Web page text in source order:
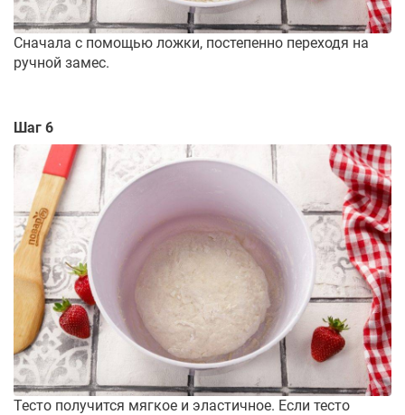
Сначала с помощью ложки, постепенно переходя на
ручной замес.
Шаг 6
Тесто получится мягкое и эластичное. Если тесто